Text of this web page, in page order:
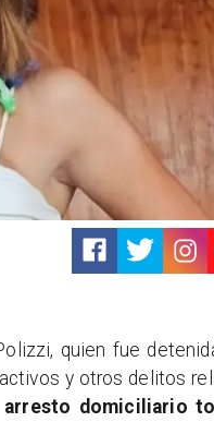
quien fue
y otros delitos
arresto domiciliario